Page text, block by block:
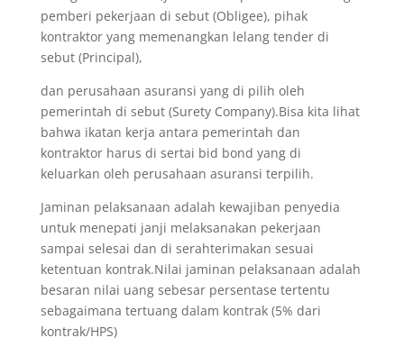
pemberi pekerjaan di sebut (Obligee), pihak
kontraktor yang memenangkan lelang tender di
sebut (Principal),
dan perusahaan asuransi yang di pilih oleh
pemerintah di sebut (Surety Company).Bisa kita lihat
bahwa ikatan kerja antara pemerintah dan
kontraktor harus di sertai bid bond yang di
keluarkan oleh perusahaan asuransi terpilih.
Jaminan pelaksanaan adalah kewajiban penyedia
untuk menepati janji melaksanakan pekerjaan
sampai selesai dan di serahterimakan sesuai
ketentuan kontrak.Nilai jaminan pelaksanaan adalah
besaran nilai uang sebesar persentase tertentu
sebagaimana tertuang dalam kontrak (5% dari
kontrak/HPS)